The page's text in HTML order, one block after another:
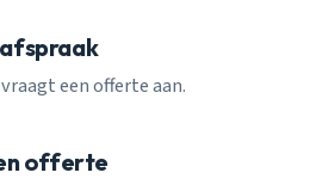
een offerte aan.
offerte